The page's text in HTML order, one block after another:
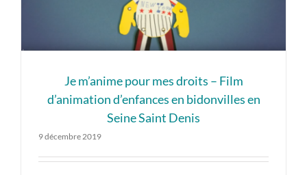
Je m’anime pour mes droits – Film
d’animation d’enfances en bidonvilles en
Seine Saint Denis
9 décembre 2019